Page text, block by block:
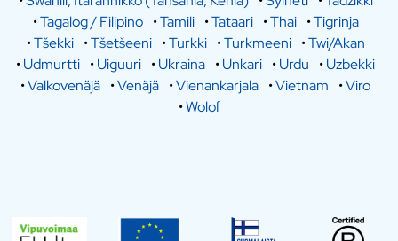
•Tagalog / Filipino •Tamili •Tataari •Thai •Tigrinja
•Tšekki •Tšetšeeni •Turkki •Turkmeeni •Twi/Akan
•Udmurtti •Uiguuri •Ukraina •Unkari •Urdu •Uzbekki
•Valkovenäjä •Venäjä •Vienankarjala •Vietnam •Viro
•Wolof